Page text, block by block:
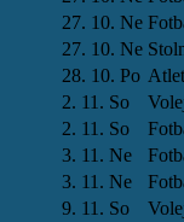
27. 10. Ne
27. 10. Ne
28. 10. Po
2. 11. So
2. 11. So
3. 11. Ne
3. 11. Ne
9. 11. So